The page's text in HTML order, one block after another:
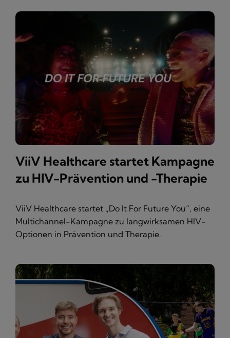
ViiV Healthcare startet Kampagne
zu HIV-Prävention und -Therapie
ViiV Healthcare startet „Do It For Future You“, eine
Multichannel-Kampagne zu langwirksamen HIV-
Optionen in Prävention und Therapie.